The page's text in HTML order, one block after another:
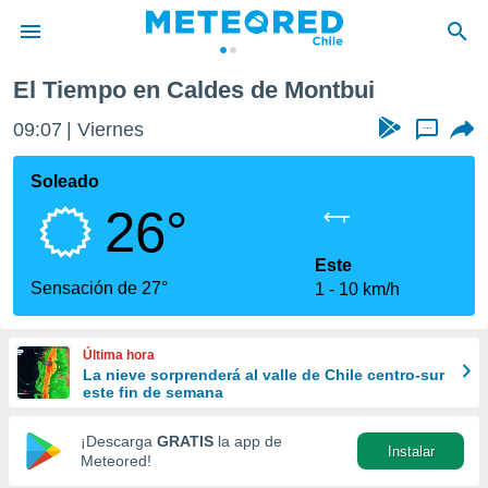
de
por
que se
calidad.
a este
las
y
forma
digital
basada
El Tiempo en Caldes de Montbui
09:07 Viernes ...
Soleado
26°
Sensación de 27°
Este
1
10 km/h
Última hora
La nieve sorprenderá al valle de Chile centro-sur
este fin de semana
¡Descarga GRATIS la app de
Meteored!
Instalar